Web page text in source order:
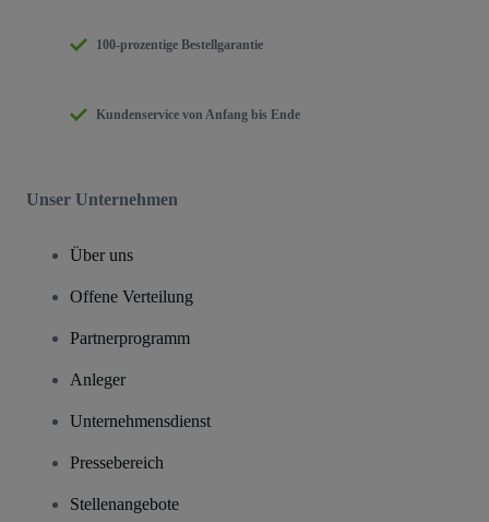
100-prozentige Bestellgarantie
Kundenservice von Anfang bis Ende
Unser Unternehmen
Über uns
Offene Verteilung
Partnerprogramm
Anleger
Unternehmensdienst
Pressebereich
Stellenangebote